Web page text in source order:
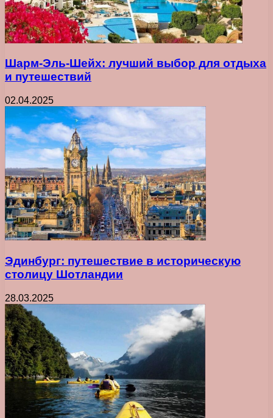
Шарм-Эль-Шейх: лучший выбор для отдыха
и путешествий
02.04.2025
Эдинбург: путешествие в историческую
столицу Шотландии
28.03.2025